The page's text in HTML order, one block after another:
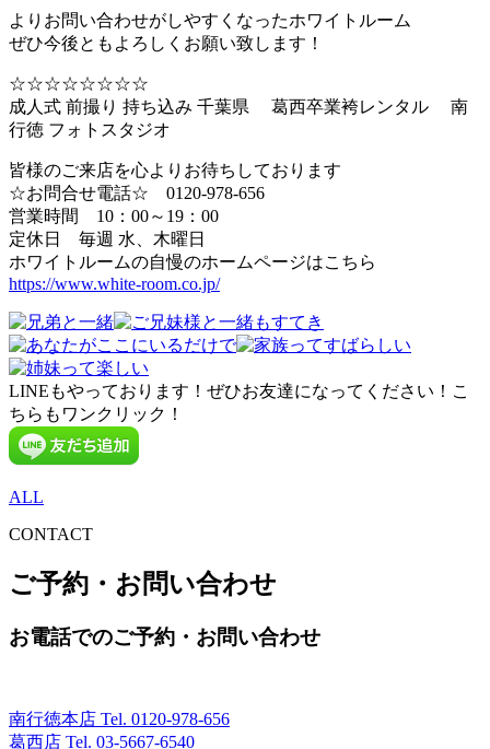
よりお問い合わせがしやすくなったホワイトルーム
ぜひ今後ともよろしくお願い致します！
☆☆☆☆☆☆☆☆
成人式 前撮り 持ち込み 千葉県 葛西卒業袴レンタル 南
行徳 フォトスタジオ
皆様のご来店を心よりお待ちしております
☆お問合せ電話☆ 0120-978-656
営業時間 10：00～19：00
定休日 毎週 水、木曜日
ホワイトルームの自慢のホームページはこちら
https://www.white-room.co.jp/
LINEもやっております！ぜひお友達になってください！こ
ちらもワンクリック！
ALL
CONTACT
ご予約・お問い合わせ
お電話でのご予約・お問い合わせ
南行徳本店 Tel. 0120-978-656
葛西店 Tel. 03-5667-6540